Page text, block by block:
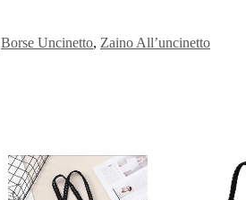
Borse Uncinetto, Zaino All’uncinetto